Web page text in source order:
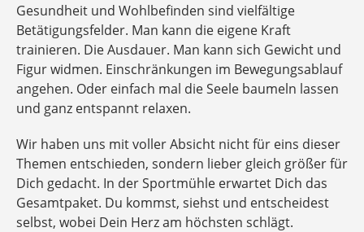
Gesundheit und Wohlbefinden sind vielfältige
Betätigungsfelder. Man kann die eigene Kraft
trainieren. Die Ausdauer. Man kann sich Gewicht und
Figur widmen. Einschränkungen im Bewegungsablauf
angehen. Oder einfach mal die Seele baumeln lassen
und ganz entspannt relaxen.
Wir haben uns mit voller Absicht nicht für eins dieser
Themen entschieden, sondern lieber gleich größer für
Dich gedacht. In der Sportmühle erwartet Dich das
Gesamtpaket. Du kommst, siehst und entscheidest
selbst, wobei Dein Herz am höchsten schlägt.